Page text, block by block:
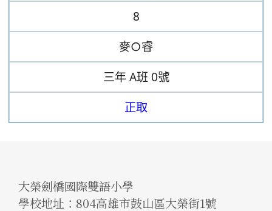
8
麥○睿
三年 A班 0號
正取
大榮劍橋國際雙語小學
學校地址：804高雄市鼓山區大榮街1號